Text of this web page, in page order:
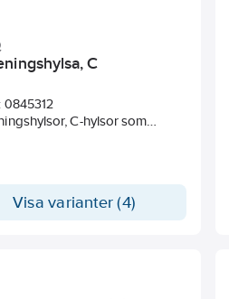
C
0845312
C-hylsor som
till mångtrådiga och fåtrådiga
Visa varianter (4)